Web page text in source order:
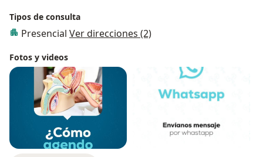
Tipos de consulta
Presencial Ver direcciones (2)
Fotos y videos